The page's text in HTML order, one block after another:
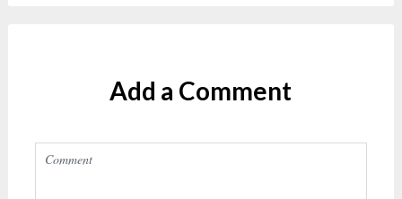
Add a Comment